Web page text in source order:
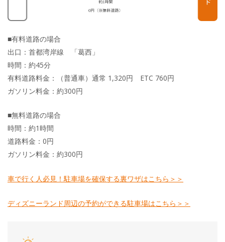
■有料道路の場合
出口：首都湾岸線 「葛西」
時間：約45分
有料道路料金：（普通車）通常 1,320円 ETC 760円
ガソリン料金：約300円
■無料道路の場合
時間：約1時間
道路料金：0円
ガソリン料金：約300円
車で行く人必見！駐車場を確保する裏ワザはこちら＞＞
ディズニーランド周辺の予約ができる駐車場はこちら＞＞